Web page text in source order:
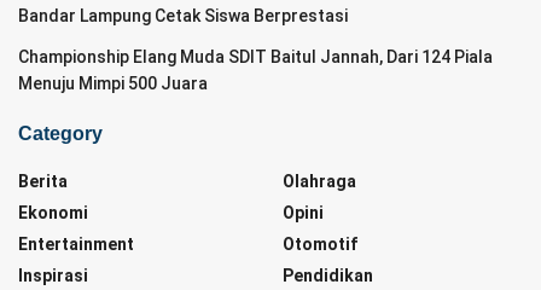
Bandar Lampung Cetak Siswa Berprestasi
Championship Elang Muda SDIT Baitul Jannah, Dari 124 Piala
Menuju Mimpi 500 Juara
Category
Berita
Ekonomi
Entertainment
Inspirasi
Olahraga
Opini
Otomotif
Pendidikan